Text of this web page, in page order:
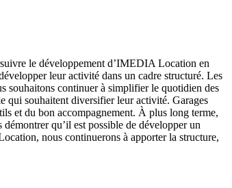
le développement d’IMEDIA Location en
leur activité dans un cadre structuré. Les
souhaitons continuer à simplifier le quotidien des
qui souhaitent diversifier leur activité. Garages
et du bon accompagnement. À plus long terme,
qu’il est possible de développer un
nous continuerons à apporter la structure,